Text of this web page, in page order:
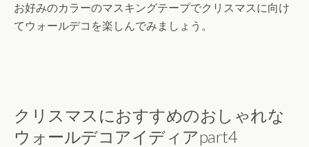
お好みのカラーのマスキングテープでクリスマスに向け
てウォールデコを楽しんでみましょう。
クリスマスにおすすめのおしゃれな
ウォールデコアイディアpart4